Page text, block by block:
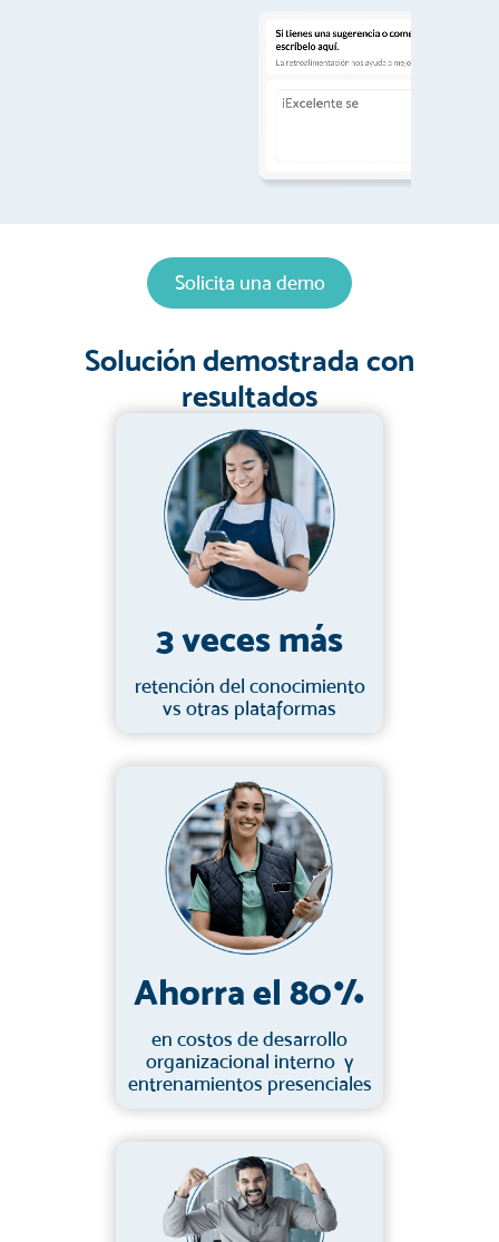
Solicita una demo
Solución demostrada con
resultados
3 veces más
retención del conocimiento
vs otras plataformas
Ahorra el 80%
en costos de desarrollo
organizacional interno y
entrenamientos presenciales